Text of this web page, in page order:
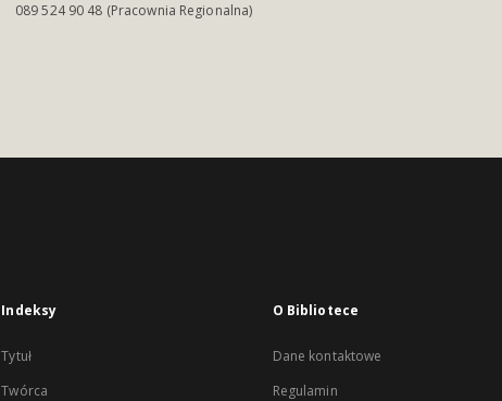
089 524 90 48 (Pracownia Regionalna)
Indeksy
Tytuł
Twórca
O Bibliotece
Dane kontaktowe
Regulamin